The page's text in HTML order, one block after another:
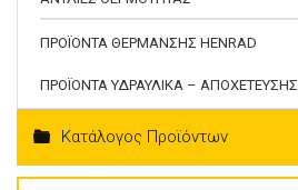
ΠΡΟΪΟΝΤΑ ΘΕΡΜΑΝΣΗΣ HENRAD
ΠΡΟΪΟΝΤΑ ΥΔΡΑΥΛΙΚΑ – ΑΠΟΧΕΤΕΥΣΗΣ
Κατάλογος Προϊόντων